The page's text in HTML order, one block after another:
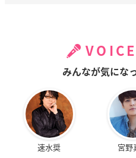
みんなが気にな
速水奨 宮野